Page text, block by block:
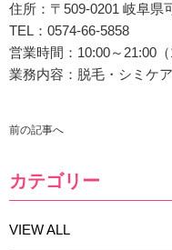
住所： 〒509-0201 岐阜県
TEL：0574-66-5858
営業時間：10:00～21:00
業務内容：脱毛・シミケ
前の記事へ
カテゴリー
VIEW ALL